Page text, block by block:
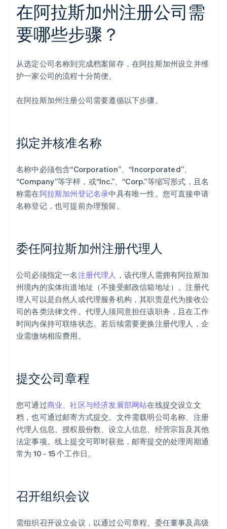
在阿拉斯加州注册公司需
要哪些步骤？
从选定公司名称到完成档案留存，在阿拉斯加州设立并维
护一家公司的流程十分简便。
在阿拉斯加州注册公司需要遵循以下步骤。
拟定并核准名称
名称中必须包含“Corporation”、“Incorporated”、
“Company”等字样，或“Inc.”、“Corp.”等缩写形式，且名
称需在阿拉斯加州登记名录中具有唯一性。您可直接申请
名称登记，也可提前办理预留。
委任阿拉斯加州注册代理人
公司必须指定一名注册代理人 ，该代理人需拥有阿拉斯加
州境内的实体街道地址（不接受邮政信箱地址）。注册代
理人可以是自然人或代理服务机构，其职责是代为接收公
司的各类法律文件。代理人须同意担任该职务，且在工作
时间内保持可联络状态。若后续需要更换注册代理人，企
业需缴纳相应费用。
提交公司章程
您可通过商业、社区与经济发展部网站在线提交设立文
档，也可通过邮寄方式提交。文件需载明公司名称、注册
代理人信息、授权股份数、设立人信息、经营宗旨及其他
法定事项。线上提交可即时获批，邮寄提交的处理周期通
常为 10 - 15 个工作日。
召开组织会议
需组织召开设立会议，以通过公司章程、委任董事及高级